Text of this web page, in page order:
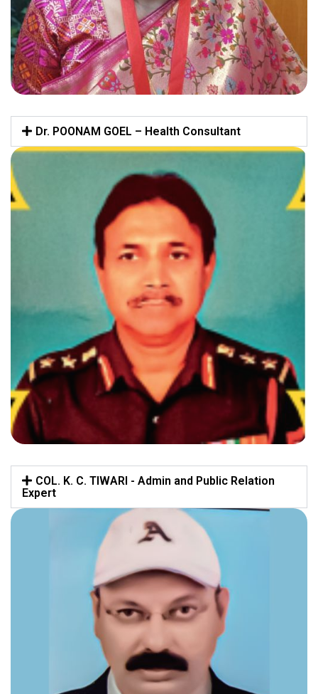
Dr. POONAM GOEL – Health Consultant
COL. K. C. TIWARI - Admin and Public Relation
Expert